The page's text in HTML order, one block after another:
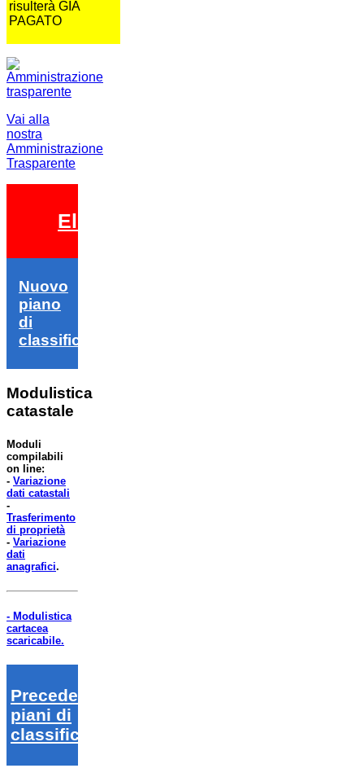
risulterà GIA
PAGATO
Vai alla
nostra
Amministrazione
Trasparente
Elezioni 2026
Nuovo
piano
di
classifica
Modulistica
catastale
Moduli
compilabili
on line:
- Variazione
dati catastali
-
Trasferimento
di proprietà
- Variazione
dati
anagrafici.
- Modulistica
cartacea
scaricabile.
Precedenti
piani di
classifica